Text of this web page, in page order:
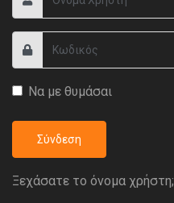
Να με θυμάσαι
Σύνδεση
Ξεχάσατε το όνομα χρήστη;